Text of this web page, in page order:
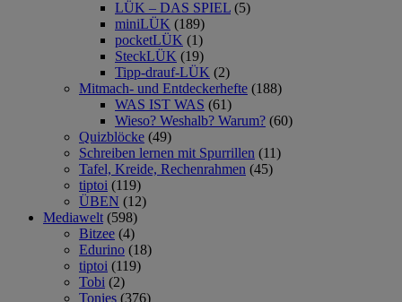
LÜK – DAS SPIEL (5)
miniLÜK (189)
pocketLÜK (1)
SteckLÜK (19)
Tipp-drauf-LÜK (2)
Mitmach- und Entdeckerhefte (188)
WAS IST WAS (61)
Wieso? Weshalb? Warum? (60)
Quizblöcke (49)
Schreiben lernen mit Spurrillen (11)
Tafel, Kreide, Rechenrahmen (45)
tiptoi (119)
ÜBEN (12)
Mediawelt (598)
Bitzee (4)
Edurino (18)
tiptoi (119)
Tobi (2)
Tonies (376)